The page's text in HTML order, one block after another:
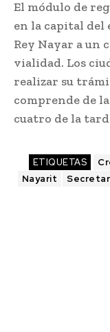
El módulo de
en la capital del
Rey Nayar a un
vialidad. Los
realizar su
comprende de
cuatro de la
ETIQUETAS
Nayarit